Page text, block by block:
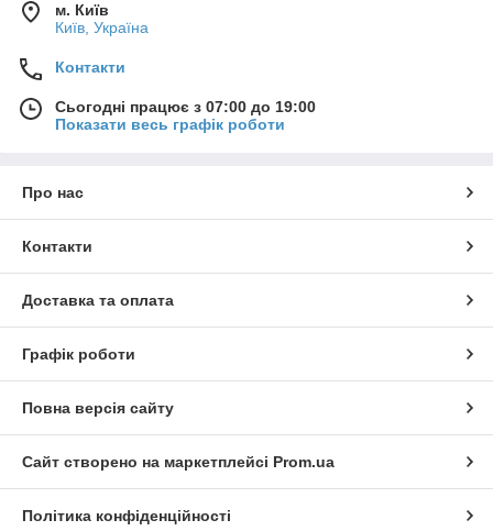
м. Київ
Київ, Україна
Контакти
Сьогодні працює з 07:00 до 19:00
Показати весь графік роботи
Про нас
Контакти
Доставка та оплата
Графік роботи
Повна версія сайту
Сайт створено на маркетплейсі Prom.ua
Політика конфіденційності